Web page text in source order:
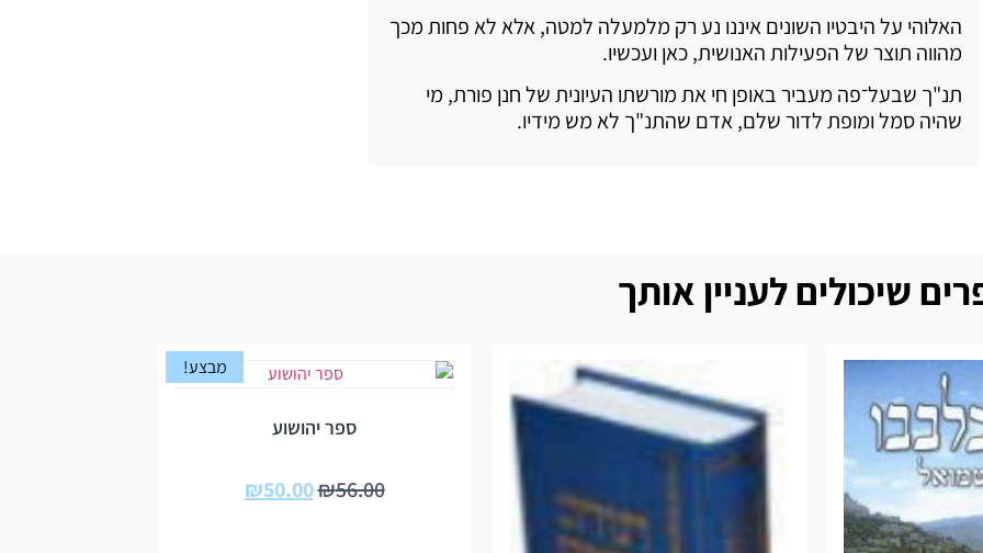
האלוהי על היבטיו השונים איננו נע רק מלמעלה למטה, אלא לא פחות מכך
מהווה תוצר של הפעילות האנושית, כאן ועכשיו.
תנ"ך שבעל־פה מעביר באופן חי את מורשתו העיונית של חנן פורת, מי
שהיה סמל ומופת לדור שלם, אדם שהתנ"ך לא מש מידיו.
שיכולים לעניין אותך
מבצע!
ספר יהושוע
₪56.00
₪50.00